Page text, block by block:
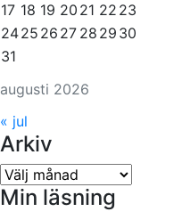
augusti 2026
17 18 19 20 21 22 23
2425 26 27 28 29 30
31
« jul
Arkiv
Arkiv
Min läsning